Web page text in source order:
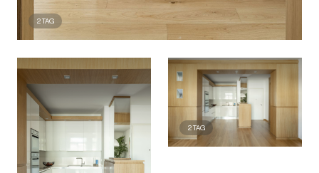
2TAG
2TAG